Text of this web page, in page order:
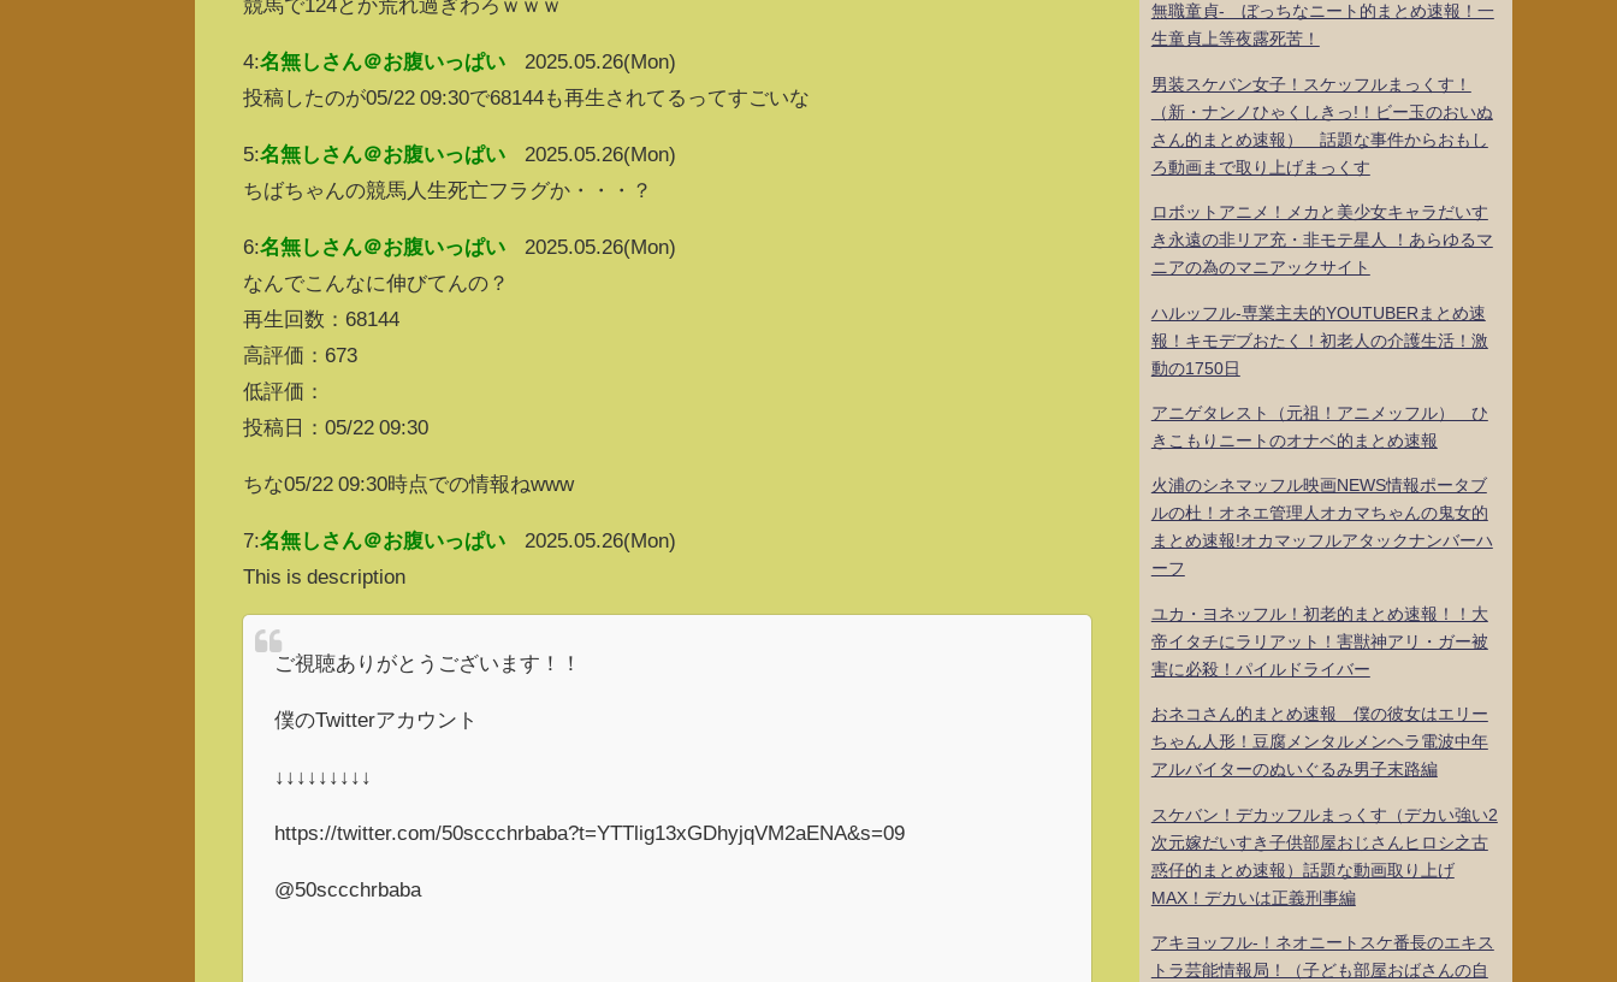
4:名無しさん＠お腹いっぱい
2025.05.26(Mon)
投稿したのが05/22 09:30で68144も再生されてるってすごいな
5:名無しさん＠お腹いっぱい
2025.05.26(Mon)
ちばちゃんの競馬人生死亡フラグか・・・？
6:名無しさん＠お腹いっぱい
2025.05.26(Mon)
なんでこんなに伸びてんの？
再生回数：68144
高評価：673
低評価：
投稿日：05/22 09:30
ちな05/22 09:30時点での情報ねwww
7:名無しさん＠お腹いっぱい
2025.05.26(Mon)
This is description
ご視聴ありがとうございます！！
僕のTwitterアカウント
↓↓↓↓↓↓↓↓↓
https://twitter.com/50sccchrbaba?t=YTTlig13xGDhyjqVM2aENA&s=09
@50sccchrbaba
無職童貞- ぼっちなニート的まとめ速報！一
生童貞上等夜露死苦！
男装スケバン女子！スケッフルまっくす！
（新・ナンノひゃくしきっ!！ビー玉のおいぬ
さん的まとめ速報） 話題な事件からおもし
ろ動画まで取り上げまっくす
ロボットアニメ！メカと美少女キャラだいす
き永遠の非リア充・非モテ星人 ！あらゆるマ
ニアの為のマニアックサイト
ハルッフル-専業主夫的YOUTUBERまとめ速
報！キモデブおたく！初老人の介護生活！激
動の1750日
アニゲタレスト（元祖！アニメッフル） ひ
きこもりニートのオナベ的まとめ速報
火浦のシネマッフル映画NEWS情報ポータブ
ルの杜！オネエ管理人オカマちゃんの鬼女的
まとめ速報!オカマッフルアタックナンバーハ
ーフ
ユカ・ヨネッフル！初老的まとめ速報！！大
帝イタチにラリアット！害獣神アリ・ガー被
害に必殺！パイルドライバー
おネコさん的まとめ速報 僕の彼女はエリー
ちゃん人形！豆腐メンタルメンヘラ電波中年
アルバイターのぬいぐるみ男子末路編
スケバン！デカッフルまっくす（デカい強い2
次元嫁だいすき子供部屋おじさんヒロシ之古
惑仔的まとめ速報）話題な動画取り上げ
MAX！デカいは正義刑事編
アキヨッフル-！ネオニートスケ番長のエキス
トラ芸能情報局！（子ども部屋おばさんの自